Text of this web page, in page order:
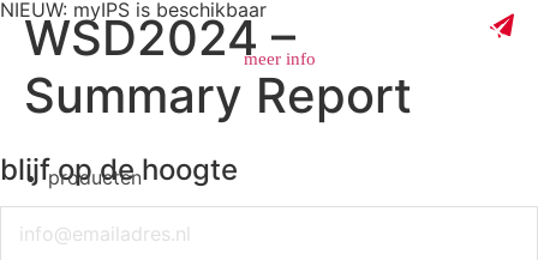
NIEUW: myIPS is beschikbaar
meer info
producten
WSD2024 –
Summary Report
blijf op de hoogte